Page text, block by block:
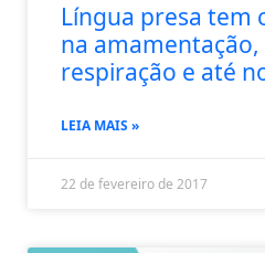
Língua presa tem
na amamentação,
respiração e até
LEIA MAIS »
22 de fevereiro de 2017